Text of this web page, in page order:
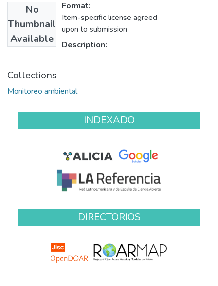
No
Thumbnail
Available
Format:
Item-specific license agreed
upon to submission
Description:
Collections
Monitoreo ambiental
INDEXADO
DIRECTORIOS